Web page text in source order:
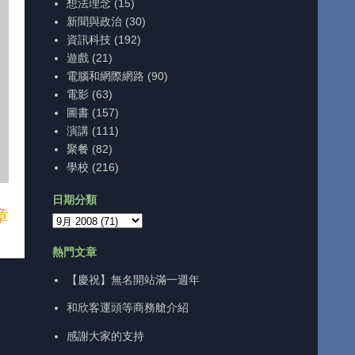
想法理念 (15)
新聞與政治 (30)
資訊科技 (192)
遊戲 (21)
電腦和網際網路 (90)
電影 (63)
圖書 (157)
演講 (111)
聚餐 (82)
學校 (216)
日期分類
熱門文章
【慶祝】無名開站滿一週年
和欣客運頭等商務艙介紹
感謝大家的支持